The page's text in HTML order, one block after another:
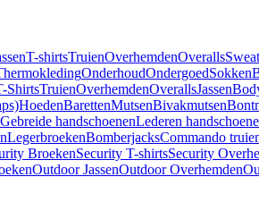
T-shirtsTruienOverhemdenOveralls
OnderhoudOndergoedSokken
ShirtsTruienOverhemdenOverallsJassen
HoedenBarettenMutsenBivakmutsen
Gebreide handschoenenLederen
LegerbroekenBomberjacksCommando
BroekenSecurity T-shirtsSecurity
Outdoor JassenOutdoor Overhemden